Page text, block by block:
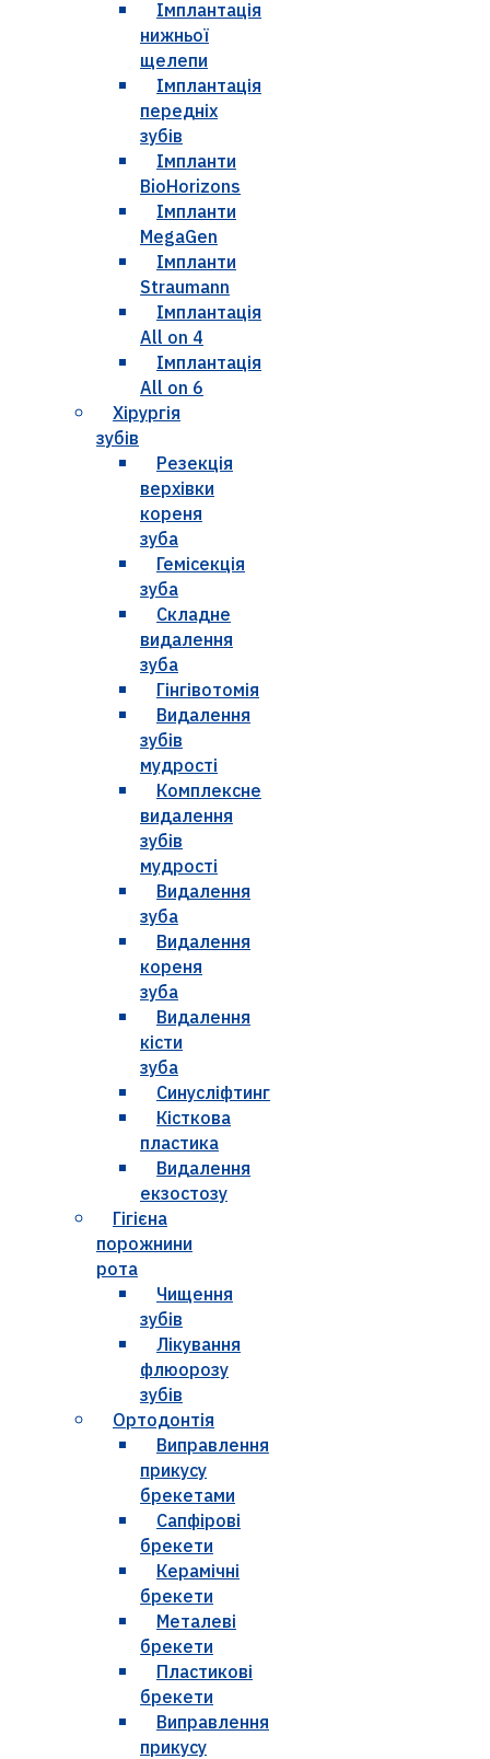
Імплантація
нижньої
щелепи
Імплантація
передніх
зубів
Імпланти
BioHorizons
Імпланти
MegaGen
Імпланти
Straumann
Імплантація
All on 4
Імплантація
All on 6
Хірургія
зубів
Резекція
верхівки
кореня
зуба
Гемісекція
зуба
Складне
видалення
зуба
Гінгівотомія
Видалення
зубів
мудрості
Комплексне
видалення
зубів
мудрості
Видалення
зуба
Видалення
кореня
зуба
Видалення
кісти
зуба
Синусліфтинг
Кісткова
пластика
Видалення
екзостозу
Гігієна
порожнини
рота
Чищення
зубів
Лікування
флюорозу
зубів
Ортодонтія
Виправлення
прикусу
брекетами
Сапфірові
брекети
Керамічні
брекети
Металеві
брекети
Пластикові
брекети
Виправлення
прикусу